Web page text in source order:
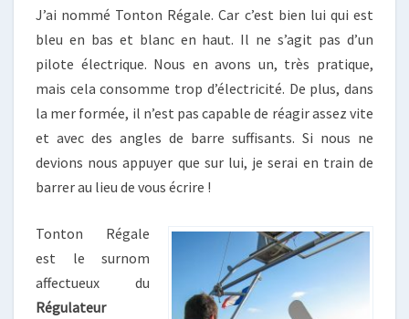
J’ai nommé Tonton Régale. Car c’est bien lui qui est
bleu en bas et blanc en haut. Il ne s’agit pas d’un
pilote électrique. Nous en avons un, très pratique,
mais cela consomme trop d’électricité. De plus, dans
la mer formée, il n’est pas capable de réagir assez vite
et avec des angles de barre suffisants. Si nous ne
devions nous appuyer que sur lui, je serai en train de
barrer au lieu de vous écrire !
Tonton Régale
est le surnom
affectueux du
Régulateur